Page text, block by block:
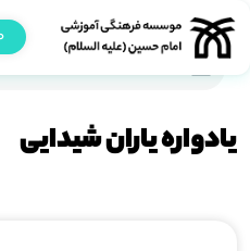
یادواره یاران شیدایی